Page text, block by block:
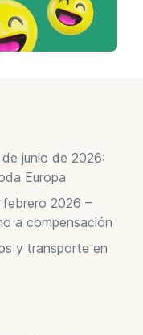
junio de 2026:
Europa
febrero 2026 –
a compensación
y transporte en